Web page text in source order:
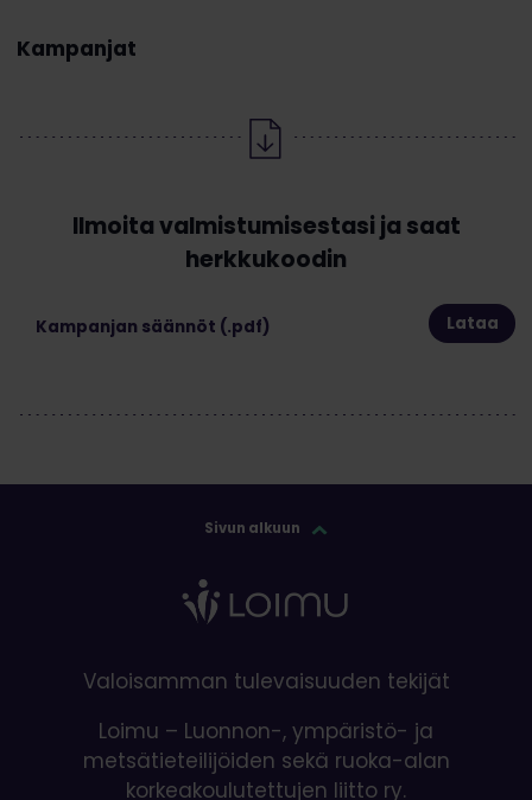
Kampanjat
Ilmoita valmistumisestasi ja saat
herkkukoodin
Kampanjan säännöt (.pdf) Lataa
Sivun alkuun
Valoisamman tulevaisuuden tekijät
Loimu – Luonnon-, ympäristö- ja
metsätieteilijöiden sekä ruoka-alan
korkeakoulutettujen liitto ry.